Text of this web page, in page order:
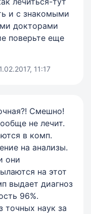
и с знакомыми
докторами
поверьте еще
11:17
Смешно!
не лечит.
в комп.
на анализы.
они
на этот
выдает диагноз
96%.
точных наук за